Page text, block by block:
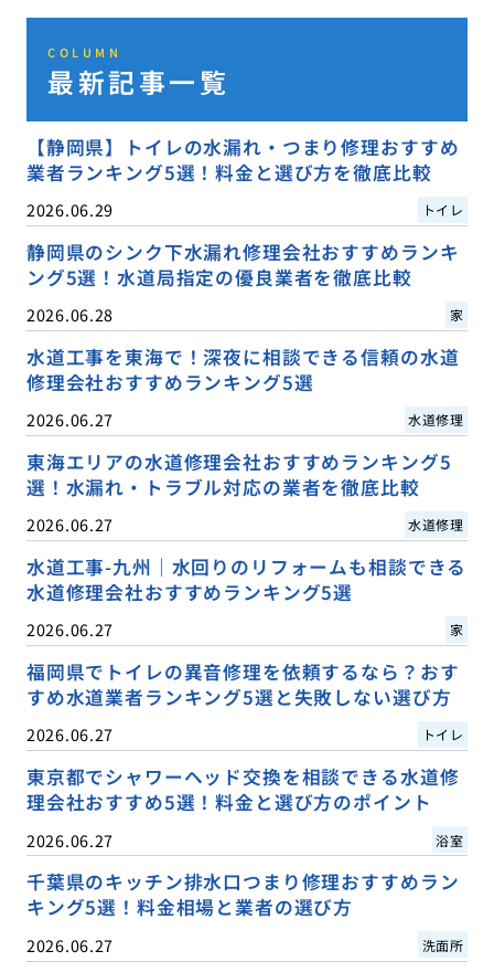
COLUMN
最新記事一覧
【静岡県】トイレの水漏れ・つまり修理おすすめ
業者ランキング5選！料金と選び方を徹底比較
2026.06.29 トイレ
静岡県のシンク下水漏れ修理会社おすすめランキ
ング5選！水道局指定の優良業者を徹底比較
2026.06.28 家
水道工事を東海で！深夜に相談できる信頼の水道
修理会社おすすめランキング5選
2026.06.27 水道修理
東海エリアの水道修理会社おすすめランキング5
選！水漏れ・トラブル対応の業者を徹底比較
2026.06.27 水道修理
水道工事-九州｜水回りのリフォームも相談できる
水道修理会社おすすめランキング5選
2026.06.27 家
福岡県でトイレの異音修理を依頼するなら？おす
すめ水道業者ランキング5選と失敗しない選び方
2026.06.27 トイレ
東京都でシャワーヘッド交換を相談できる水道修
理会社おすすめ5選！料金と選び方のポイント
2026.06.27 浴室
千葉県のキッチン排水口つまり修理おすすめラン
キング5選！料金相場と業者の選び方
2026.06.27 洗面所